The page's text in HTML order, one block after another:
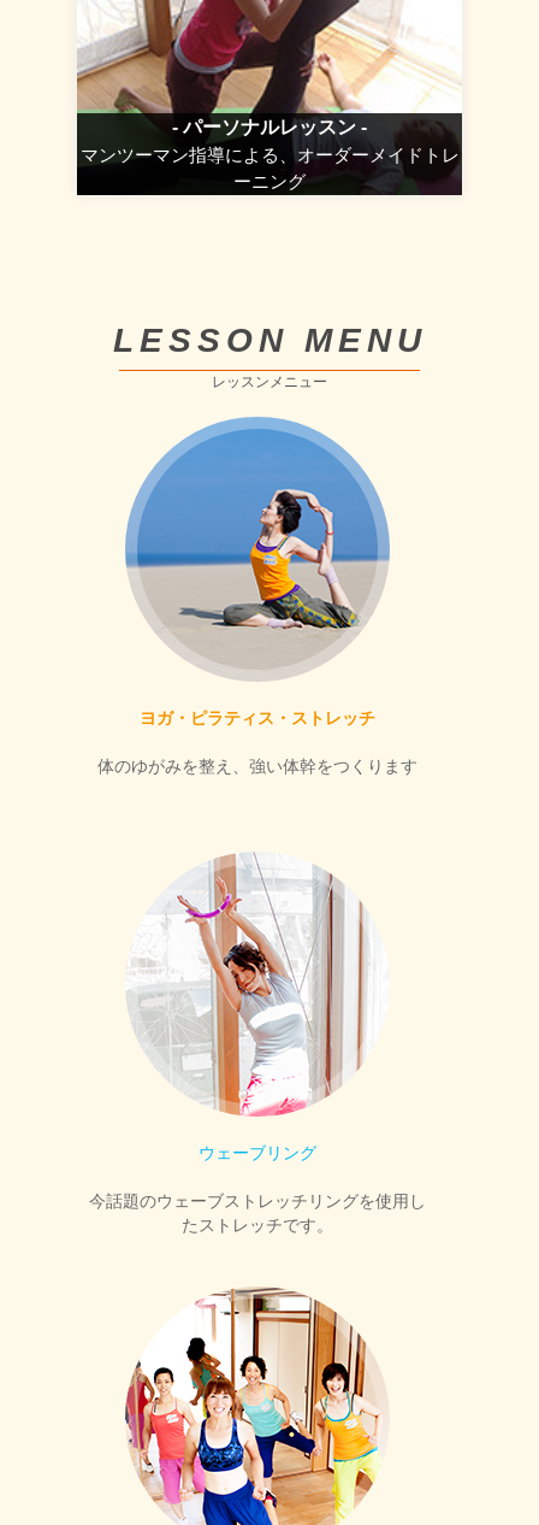
- パーソナルレッスン -
マンツーマン指導による、オーダーメイドトレ
ーニング
LESSON MENU
レッスンメニュー
ヨガ・ピラティス・ストレッチ
体のゆがみを整え、強い体幹をつくります
ウェーブリング
今話題のウェーブストレッチリングを使用し
たストレッチです。